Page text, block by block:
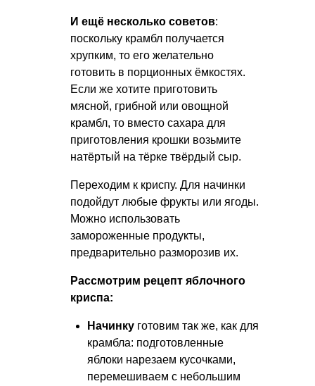
И ещё несколько советов:
поскольку крамбл получается
хрупким, то его желательно
готовить в порционных ёмкостях.
Если же хотите приготовить
мясной, грибной или овощной
крамбл, то вместо сахара для
приготовления крошки возьмите
натёртый на тёрке твёрдый сыр.
Переходим к криспу. Для начинки
подойдут любые фрукты или ягоды.
Можно использовать
замороженные продукты,
предварительно разморозив их.
Рассмотрим рецепт яблочного
криспа:
Начинку готовим так же, как для
крамбла: подготовленные
яблоки нарезаем кусочками,
перемешиваем с небольшим